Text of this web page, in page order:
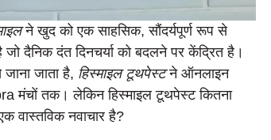
ने खुद को एक साहसिक, सौंदर्यपूर्ण रूप से
दैनिक दंत दिनचर्या को बदलने पर केंद्रित है।
जाता है, हिस्माइल टूथपेस्टने ऑनलाइन
मंचों तक। लेकिन हिस्माइल टूथपेस्ट कितना
वास्तविक नवाचार है?